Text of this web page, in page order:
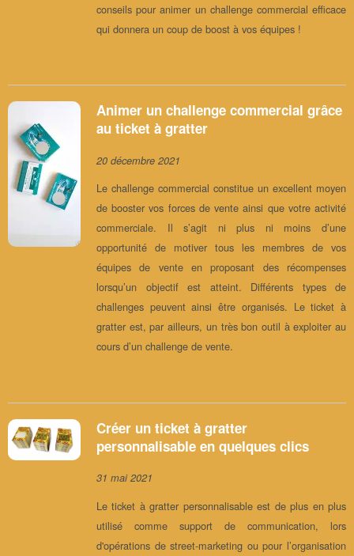
conseils pour animer un challenge commercial efficace
qui donnera un coup de boost à vos équipes !
Animer un challenge commercial grâce
au ticket à gratter
20 décembre 2021
Le challenge commercial constitue un excellent moyen
de booster vos forces de vente ainsi que votre activité
commerciale. Il s’agit ni plus ni moins d’une
opportunité de motiver tous les membres de vos
équipes de vente en proposant des récompenses
lorsqu’un objectif est atteint. Différents types de
challenges peuvent ainsi être organisés. Le ticket à
gratter est, par ailleurs, un très bon outil à exploiter au
cours d’un challenge de vente.
Créer un ticket à gratter
personnalisable en quelques clics
31 mai 2021
Le ticket à gratter personnalisable est de plus en plus
utilisé comme support de communication, lors
d'opérations de street-marketing ou pour l’organisation